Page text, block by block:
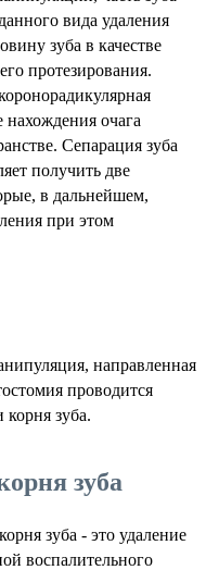
вида удаления
зуба в качестве
протезирования.
нахождения очага
Сепарация зуба
получить две
в дальнейшем,
при этом
направленная
проводится
корня зуба.
зуба
зуба - это удаление
воспалительного